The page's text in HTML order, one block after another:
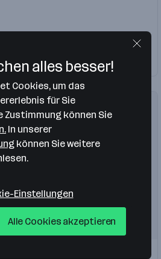
1 Job
alles besser!
Cookies, um das
für Sie
Zustimmung können Sie
In unserer
können Sie weitere
Einstellungen
Alle Cookies akzeptieren